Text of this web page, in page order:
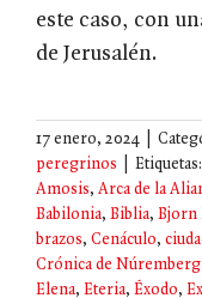
este caso, con
de Jerusalén.
17 enero, 2024
peregrinos
Etiquetas:
Amosis, Arca de la
Babilonia, Biblia, Bjorn
brazos, Cenáculo,
Crónica de Núremberg
Elena, Eteria, Éxodo,